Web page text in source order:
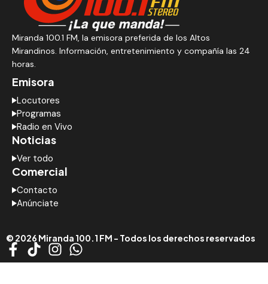
Miranda 100.1 FM, la emisora preferida de los Altos
Mirandinos. Información, entretenimiento y compañía las 24
horas.
Emisora
Locutores
Programas
Radio en Vivo
Noticias
Ver todo
Comercial
Contacto
Anúnciate
© 2026 Miranda 100.1 FM - Todos los derechos reservados